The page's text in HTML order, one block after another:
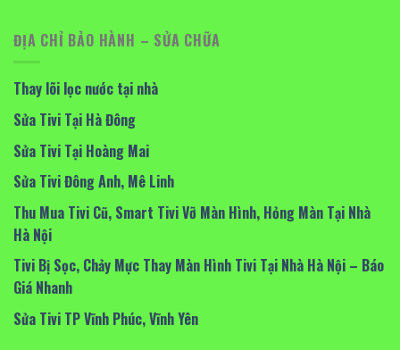
ĐỊA CHỈ BẢO HÀNH – SỬA CHỮA
Thay lõi lọc nước tại nhà
Sửa Tivi Tại Hà Đông
Sửa Tivi Tại Hoàng Mai
Sửa Tivi Đông Anh, Mê Linh
Thu Mua Tivi Cũ, Smart Tivi Vỡ Màn Hình, Hỏng Màn Tại Nhà
Hà Nội
Tivi Bị Sọc, Chảy Mực Thay Màn Hình Tivi Tại Nhà Hà Nội – Báo
Giá Nhanh
Sửa Tivi TP Vĩnh Phúc, Vĩnh Yên